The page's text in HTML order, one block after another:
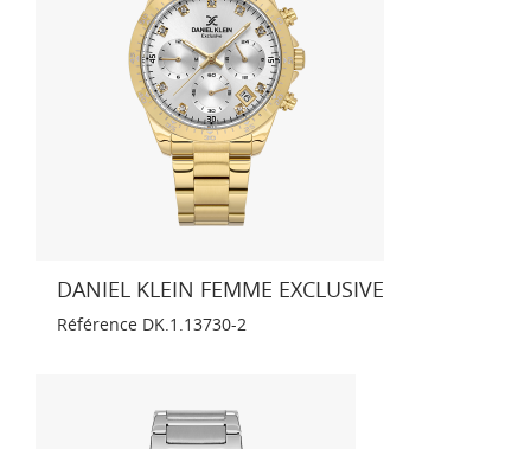
DANIEL KLEIN FEMME EXCLUSIVE
Référence DK.1.13730-2